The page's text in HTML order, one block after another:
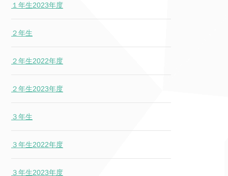
１年生2023年度
２年生
２年生2022年度
２年生2023年度
３年生
３年生2022年度
３年生2023年度